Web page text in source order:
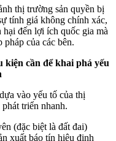
thị trường sản quyền bị
tính giá không chính xác,
đến lợi ích quốc gia mà
của các bên.
kiện cần để khai phá yếu
vào yếu tố của thị
triển nhanh.
(đặc biệt là đất đai)
xuất báo tín hiệu định